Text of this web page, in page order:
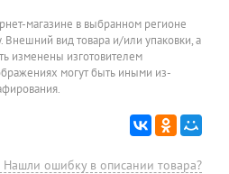
магазине в выбранном регионе
Внешний вид товара и/или упаковки, а
изменены изготовителем
могут быть иными из-
Нашли ошибку в описании товара?